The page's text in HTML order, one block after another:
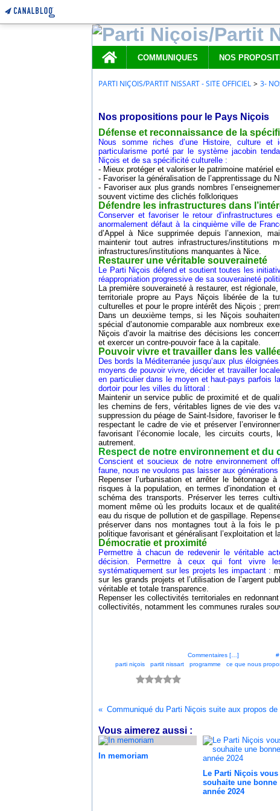
Home
COMMUNIQUES
PARTI NIÇOIS/PARTIT NISSART - SITE OFFICIEL > 3-
Nos propositions pour le Pays Niçois
Défense et reconnaissance de la
Nous somme riches d’une Histoire, culture
particularisme porté par le système jacobin
Niçois et de sa spécificité culturelle :
- Mieux protéger et valoriser le patrimoine matériel
- Favoriser la généralisation de l’apprentissage du
- Favoriser aux plus grands nombres
souvent victime des clichés folkloriques
Défendre les infrastructures dans
Conserver et favoriser le retour
anormalement défaut à la cinquième ville de
d’Appel à Nice supprimée depuis l’annexion,
maintenir tout autres infrastructures/institutions
infrastructures/institutions manquantes à Nice.
Restaurer une véritable souveraineté
Le Parti Niçois défend et soutient toutes les
réappropriation progressive de sa souveraineté
La première souveraineté à restaurer, est
territoriale propre au Pays Niçois libérée de la
culturelles et pour le propre intérêt des Niçois ;
Dans un deuxième temps, si les Niçois
spécial d’autonomie comparable aux nombreux
Niçois d’avoir la maitrise des décisions les
et exercer un contre-pouvoir face à la capitale.
Pouvoir vivre et travailler dans les
Des bords la Méditerranée jusqu’aux plus
moyens de pouvoir vivre, décider et travailler
en particulier dans le moyen et haut-pays parfois
dortoir pour les villes du littoral :
Maintenir un service public de proximité et de
les chemins de fers, véritables lignes de vie des
suppression du péage de Saint-Isidore, favoriser
respectant le cadre de vie et préserver
favorisant l’économie locale, les circuits courts,
autrement.
Respect de notre environnement et du
Conscient et soucieux de notre environnement
faune, nous ne voulons pas laisser aux
Repenser l’urbanisation et arrêter le
risques à la population, en termes d’inondation
schéma des transports. Préserver les terres
moment même où les produits locaux et de
eau du risque de pollution et de gaspillage.
préserver dans nos montagnes tout à la fois le
politique favorisant et généralisant l’exploitation et
Démocratie et proximité
Permettre à chacun de redevenir le véritable
décision. Permettre à ceux qui font vivre
systématiquement sur les projets les impactant :
sur les grands projets et l’utilisation de l’argent
véritable et totale transparence.
Repenser les collectivités territoriales en
collectivités, notamment les communes rurales
Commentaires [ ] #
parti niçois partit nissart programme ce que nous
Vous aimerez aussi :
In memoriam
Le Parti Niçois vous
souhaite une bonne
année 2024